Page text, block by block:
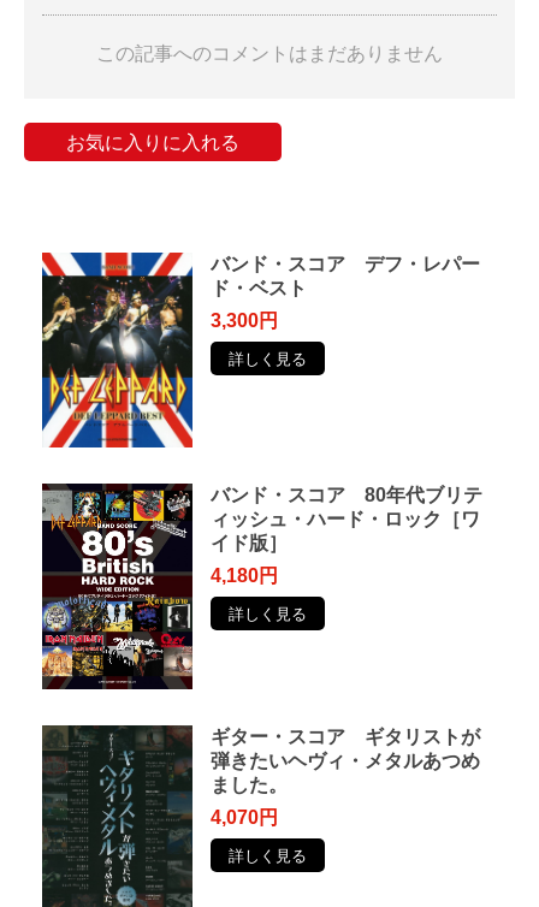
この記事へのコメントはまだありません
お気に入りに入れる
バンド・スコア デフ・レパー
ド・ベスト
3,300円
詳しく見る
バンド・スコア 80年代ブリテ
ィッシュ・ハード・ロック［ワ
イド版］
4,180円
詳しく見る
ギター・スコア ギタリストが
弾きたいヘヴィ・メタルあつめ
ました。
4,070円
詳しく見る